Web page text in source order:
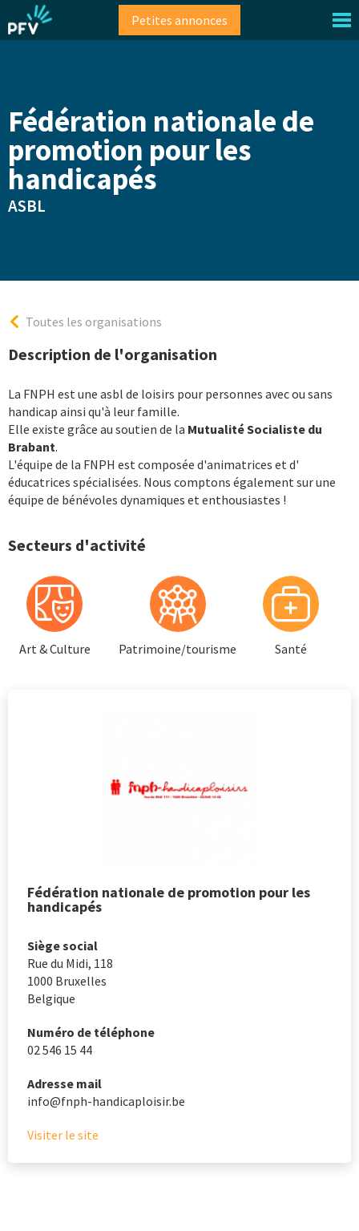
au
contenu
Petites annonces
Fédération nationale de
promotion pour les
handicapés
ASBL
Toutes les organisations
Description de l'organisation
La FNPH est une asbl de loisirs pour personnes avec ou sans
handicap ainsi qu'à leur famille.
Elle existe grâce au soutien de la Mutualité Socialiste du
Brabant.
L'équipe de la FNPH est composée d'animatrices et d'
éducatrices spécialisées. Nous comptons également sur une
équipe de bénévoles dynamiques et enthousiastes !
Secteurs d'activité
Art & Culture Patrimoine/tourisme Santé
Fédération nationale de promotion pour les
handicapés
Siège social
Rue du Midi, 118
1000 Bruxelles
Belgique
Numéro de téléphone
02 546 15 44
Adresse mail
info@fnph-handicaploisir.be
Visiter le site